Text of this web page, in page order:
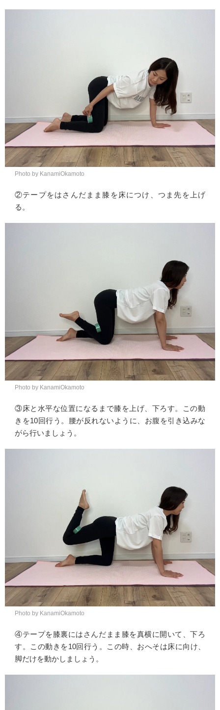
Photo by KanamiOkamoto
②テープをはさんだまま膝を床につけ、つま先を上げ
る。
Photo by KanamiOkamoto
③床と水平な位置になるまで膝を上げ、下ろす。この動
きを10回行う。腰が反れないように、お腹を引き込みな
がら行いましょう。
Photo by KanamiOkamoto
④テープを膝裏にはさんだまま膝を真横に開いて、下ろ
す。この動きを10回行う。この時、おへそは床に向け、
脚だけを動かしましょう。